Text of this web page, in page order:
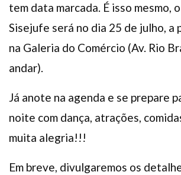
tem data marcada. É isso mesmo,
Sisejufe será no dia 25 de julho, a
na Galeria do Comércio (Av. Rio
andar).
Já anote na agenda e se prepare
noite com dança, atrações,
muita alegria!!!
Em breve, divulgaremos os